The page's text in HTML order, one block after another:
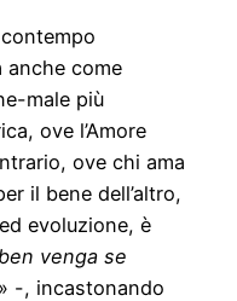
anche come
male più
ove l’Amore
ove chi ama
il bene dell’altro,
evoluzione, è
ben venga se
» -, incastonando